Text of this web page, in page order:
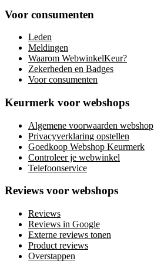
Voor consumenten
Leden
Meldingen
Waarom WebwinkelKeur?
Zekerheden en Badges
Voor consumenten
Keurmerk voor webshops
Algemene voorwaarden webshop
Privacyverklaring opstellen
Goedkoop Webshop Keurmerk
Controleer je webwinkel
Telefoonservice
Reviews voor webshops
Reviews
Reviews in Google
Externe reviews tonen
Product reviews
Overstappen